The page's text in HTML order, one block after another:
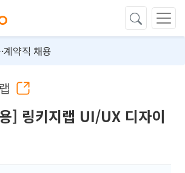
계약직 채용
] 링키지랩 UI/UX 디자이